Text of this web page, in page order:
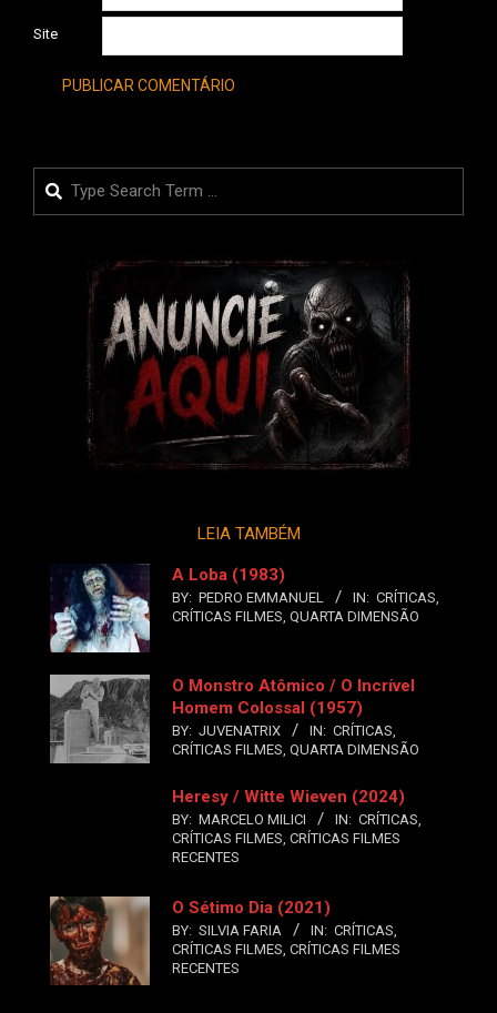
Site
Search
LEIA TAMBÉM
A Loba (1983)
BY: PEDRO EMMANUEL IN: CRÍTICAS,
CRÍTICAS FILMES, QUARTA DIMENSÃO
O Monstro Atômico / O Incrível
Homem Colossal (1957)
BY: JUVENATRIX IN: CRÍTICAS,
CRÍTICAS FILMES, QUARTA DIMENSÃO
Heresy / Witte Wieven (2024)
BY: MARCELO MILICI IN: CRÍTICAS,
CRÍTICAS FILMES, CRÍTICAS FILMES
RECENTES
O Sétimo Dia (2021)
BY: SILVIA FARIA IN: CRÍTICAS,
CRÍTICAS FILMES, CRÍTICAS FILMES
RECENTES